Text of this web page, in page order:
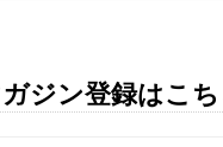
ジン登録はこ